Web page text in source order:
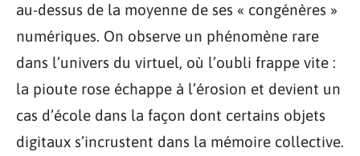
au-dessus de la moyenne de ses « congénères »
numériques. On observe un phénomène rare
dans l’univers du virtuel, où l’oubli frappe vite :
la pioute rose échappe à l’érosion et devient un
cas d’école dans la façon dont certains objets
digitaux s’incrustent dans la mémoire collective.